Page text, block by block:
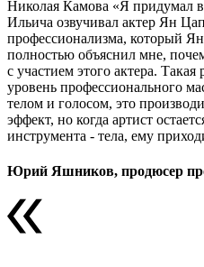
Николая Камова «Я придумал
Ильича озвучивал актер Ян
профессионализма, который
полностью объяснил мне,
с участием этого актера. Такая
уровень профессионального
телом и голосом, это
эффект, но когда артист
инструмента - тела, ему
Юрий Яшников, продюсер